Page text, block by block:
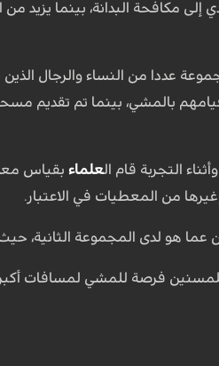
إلى مكافحة البدانة، بينما يزيد
أن يقوم بمضغها لمدة 15 دقيقة أثناء قيامهم
التجربة قام العلماءبقياس
من المعطيات في الاعتبار.
هو لدى المجموعة الثانية،
فرصة للمشي لمسافات